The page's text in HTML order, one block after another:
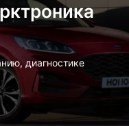
диагностике